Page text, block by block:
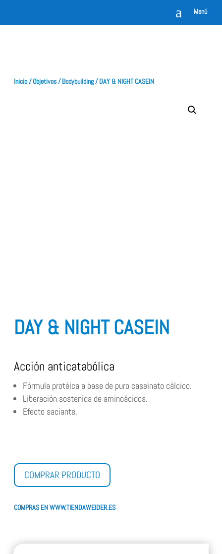
a Menú
Inicio/Objetivos/Bodybuilding/ DAY & NIGHT CASEIN
DAY & NIGHT CASEIN
Acción anticatabólica
Fórmula protéica a base de puro caseinato cálcico.
Liberación sostenida de aminoácidos.
Efecto saciante.
COMPRAR PRODUCTO
COMPRAS EN WWW.TIENDAWEIDER.ES